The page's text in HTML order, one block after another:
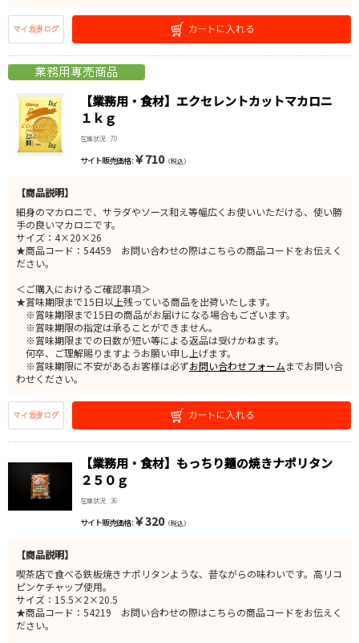
【業務用・食材】エクセレントカットマカロニ
１ｋｇ
在庫状況 : 70
サイト販売価格 : ￥710（税込）
【商品説明】
細身のマカロニで、サラダやソース和え等幅広くお使いいただける、使い勝
手の良いマカロニです。
サイズ：4×20×26
★商品コード：54459 お問い合わせの際はこちらの商品コードをお伝えく
ださい。
＜ご購入におけるご確認事項＞
★賞味期限まで15日以上残っている商品を出荷いたします。
※賞味期限まで15日の商品がお届けになる場合もございます。
※賞味期限の指定は承ることができません。
※賞味期限までの日数が短い等による返品は受けかねます。
何卒、ご理解賜りますようお願い申し上げます。
※賞味期限に不安があるお客様は必ずお問い合わせフォームまでお問い合
わせください。
【業務用・食材】もっちり麺の焼きナポリタン
２５０ｇ
在庫状況 : 36
サイト販売価格 : ￥320（税込）
【商品説明】
喫茶店で食べる鉄板焼きナポリタンような、昔ながらの味わいです。高リコ
ピンケチャップ使用。
サイズ：15.5×2×20.5
★商品コード：54219 お問い合わせの際はこちらの商品コードをお伝えく
ださい。